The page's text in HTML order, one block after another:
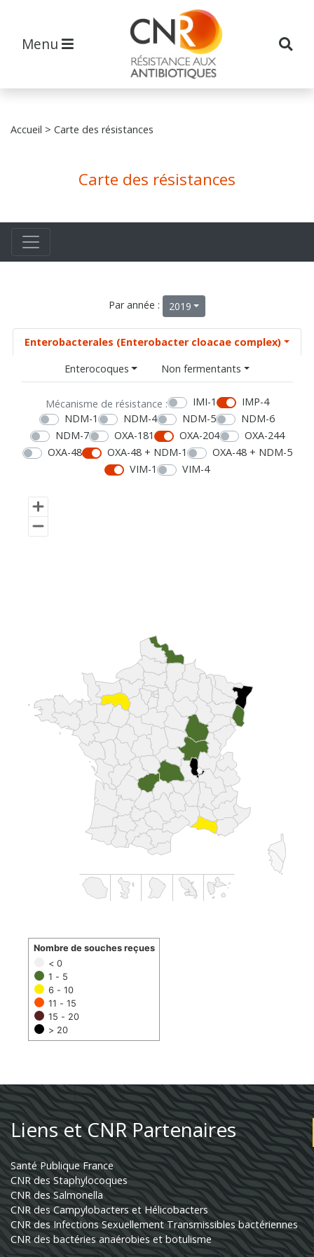
Menu
Accueil > Carte des résistances
Carte des résistances
Par année : 2019
Enterobacterales (Enterobacter cloacae complex)
Enterocoques
Non fermentants
Mécanisme de résistance : IMI-1
IMP-4
NDM-1
NDM-4 NDM-5
NDM-6
NDM-7
OXA-181 OXA-204
OXA-244
OXA-48
OXA-48 + NDM-1
OXA-48 + NDM-5
VIM-1
VIM-4
< 0
1 - 5
6 - 10
11 - 15
15 - 20
> 20
Nombre de souches reçues
Liens et CNR Partenaires
Santé Publique France
CNR des Staphylocoques
CNR des Salmonella
CNR des Campylobacters et Hélicobacters
CNR des Infections Sexuellement Transmissibles bactériennes
CNR des bactéries anaérobies et botulisme